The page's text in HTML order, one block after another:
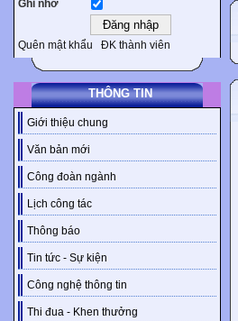
Ghi nhớ
Quên mật khẩu ĐK thành viên
THÔNG TIN
Giới thiệu chung
Văn bản mới
Công đoàn ngành
Lịch công tác
Thông báo
Tin tức - Sự kiện
Công nghệ thông tin
Thi đua - Khen thưởng